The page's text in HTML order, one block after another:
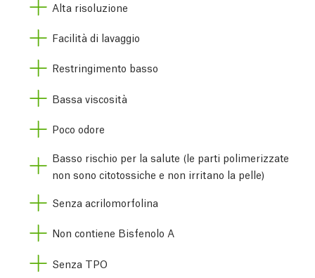
Alta risoluzione
Facilità di lavaggio
Restringimento basso
Bassa viscosità
Poco odore
Basso rischio per la salute (le parti polimerizzate
non sono citotossiche e non irritano la pelle)
Senza acrilomorfolina
Non contiene Bisfenolo A
Senza TPO